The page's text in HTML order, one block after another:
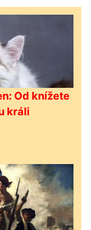
Od knížete
králi